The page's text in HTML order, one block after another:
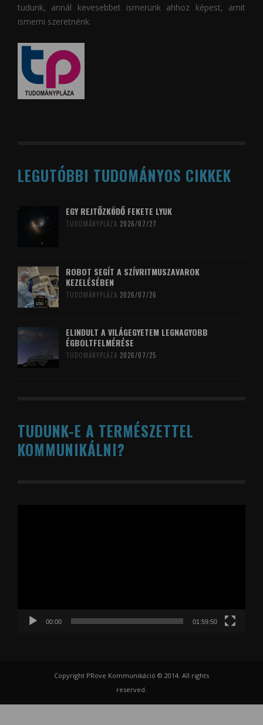
tudunk, annál kevesebbet ismerünk ahhoz képest, amit
ismerni szeretnénk.
LEGUTÓBBI TUDOMÁNYOS CIKKEK
EGY REJTŐZKÖDŐ FEKETE LYUK
TUDOMÁNYPLÁZA 2026/07/27
ROBOT SEGÍT A SZÍVRITMUSZAVAROK
KEZELÉSÉBEN
TUDOMÁNYPLÁZA 2026/07/26
ELINDULT A VILÁGEGYETEM LEGNAGYOBB
ÉGBOLTFELMÉRÉSE
TUDOMÁNYPLÁZA 2026/07/25
TUDUNK-E A TERMÉSZETTEL
KOMMUNIKÁLNI?
00:00 01:59:50
Copyright PRove Kommunikáció © 2014. All rights
reserved.